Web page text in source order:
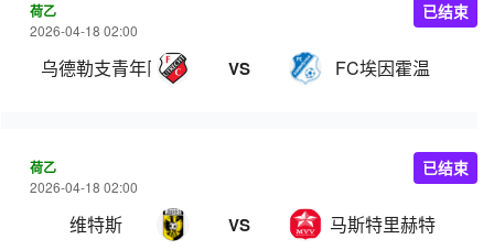
荷乙
2026-04-18 02:00
乌德勒支青年队 VS FC埃因霍温
已结束
荷乙
2026-04-18 02:00
维特斯 VS 马斯特里赫特
已结束